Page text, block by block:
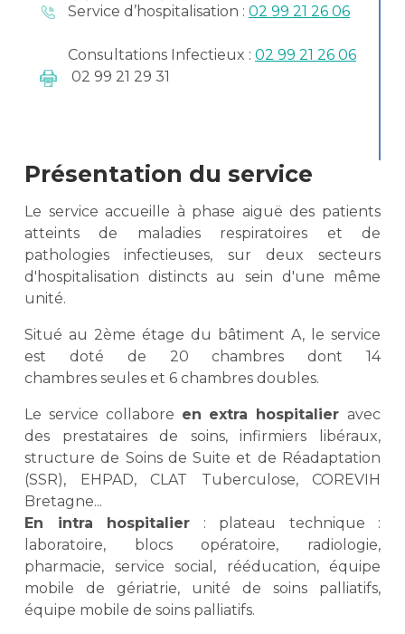
Service d’hospitalisation : 02 99 21 26 06
Consultations Infectieux : 02 99 21 26 06
02 99 21 29 31
Présentation du service
Le service accueille à phase aiguë des patients
atteints de maladies respiratoires et de
pathologies infectieuses, sur deux secteurs
d'hospitalisation distincts au sein d'une même
unité.
Situé au 2ème étage du bâtiment A, le service
est doté de 20 chambres dont 14
chambres seules et 6 chambres doubles.
Le service collabore en extra hospitalier avec
des prestataires de soins, infirmiers libéraux,
structure de Soins de Suite et de Réadaptation
(SSR), EHPAD, CLAT Tuberculose, COREVIH
Bretagne...
En intra hospitalier : plateau technique :
laboratoire, blocs opératoire, radiologie,
pharmacie, service social, rééducation, équipe
mobile de gériatrie, unité de soins palliatifs,
équipe mobile de soins palliatifs.